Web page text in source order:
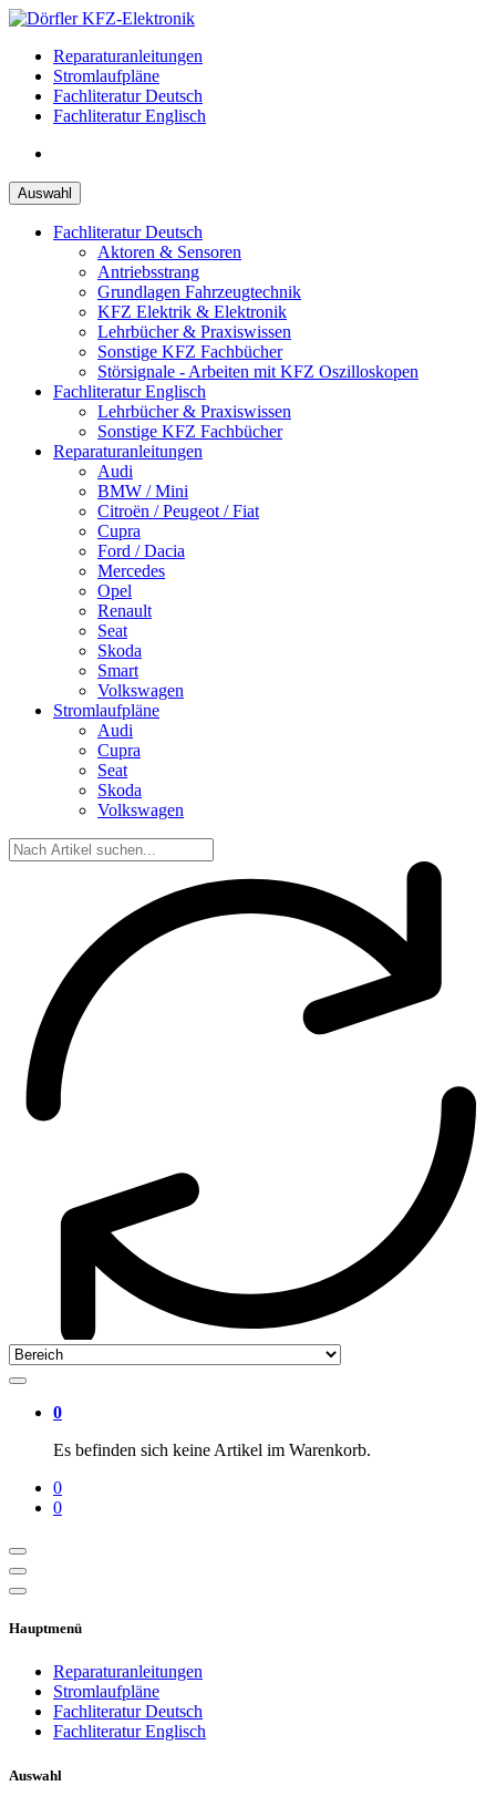
Zum
springenReparaturanleitungen
Stromlaufpläne
Fachliteratur Deutsch
Fachliteratur Englisch
Auswahl
Fachliteratur Deutsch
Aktoren & Sensoren
Antriebsstrang
Grundlagen Fahrzeugtechnik
KFZ Elektrik & Elektronik
Lehrbücher & Praxiswissen
Sonstige KFZ Fachbücher
Störsignale - Arbeiten mit KFZ Oszilloskopen
Fachliteratur Englisch
Lehrbücher & Praxiswissen
Sonstige KFZ Fachbücher
Reparaturanleitungen
Audi
BMW / Mini
Citroën / Peugeot / Fiat
Cupra
Ford / Dacia
Mercedes
Opel
Renault
Seat
Skoda
Smart
Volkswagen
Stromlaufpläne
Audi
Cupra
Seat
Skoda
Volkswagen
0
Es befinden sich keine Artikel im Warenkorb.
0
0
Hauptmenü
Reparaturanleitungen
Stromlaufpläne
Fachliteratur Deutsch
Fachliteratur Englisch
Auswahl